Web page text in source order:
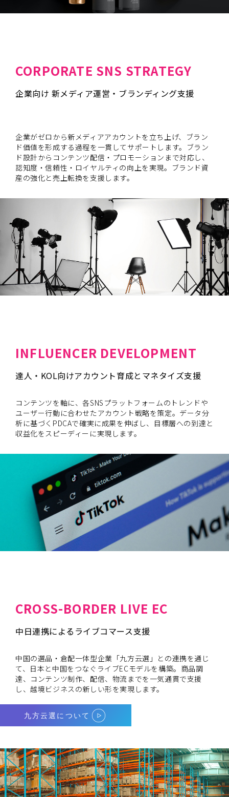
CORPORATE SNS STRATEGY
企業向け 新メディア運営・ブランディング支援
企業がゼロから新メディアアカウントを立ち上げ、ブラン
ド価値を形成する過程を一貫してサポートします。ブラン
ド設計からコンテンツ配信・プロモーションまで対応し、
認知度・信頼性・ロイヤルティの向上を実現。ブランド資
産の強化と売上転換を支援します。
INFLUENCER DEVELOPMENT
達人・KOL向けアカウント育成とマネタイズ支援
コンテンツを軸に、各SNSプラットフォームのトレンドや
ユーザー行動に合わせたアカウント戦略を策定。データ分
析に基づくPDCAで確実に成果を伸ばし、目標層への到達と
収益化をスピーディーに実現します。
CROSS-BORDER LIVE EC
中日連携によるライブコマース支援
中国の選品・倉配一体型企業「九方云選」との連携を通じ
て、日本と中国をつなぐライブECモデルを構築。商品調
達、コンテンツ制作、配信、物流までを一気通貫で支援
し、越境ビジネスの新しい形を実現します。
九方云選について